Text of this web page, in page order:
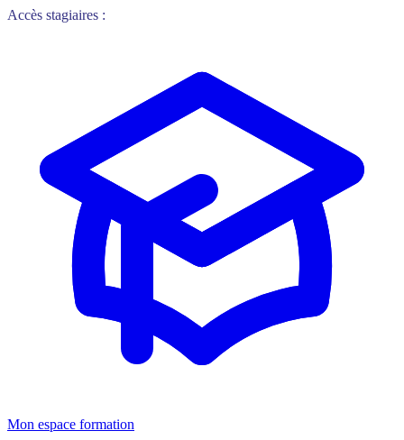
Accès stagiaires :
Mon espace formation